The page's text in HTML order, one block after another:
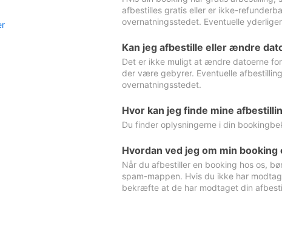
afbestilles gratis eller er ikke-
overnatningsstedet. Eventuelle
Kan jeg afbestille eller ændre
Det er ikke muligt at ændre datoerne
der være gebyrer. Eventuelle
overnatningsstedet.
Hvor kan jeg finde mine
Du finder oplysningerne i din
Hvordan ved jeg om min booking
Når du afbestiller en booking hos os,
spam-mappen. Hvis du ikke har
bekræfte at de har modtaget din